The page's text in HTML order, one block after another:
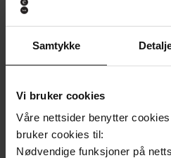
Samtykke
Vi bruker cookies
Våre nettsider benytter
bruker cookies til:
Nødvendige funksjoner på
Minnesota
Jo Nesbø
EBOK
Undertittel